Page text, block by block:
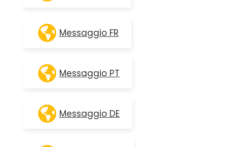
Messaggio FR
Messaggio PT
Messaggio DE